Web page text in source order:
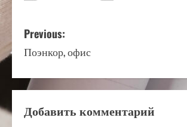
P
o
s
t
Previous:
Поэнкор, офис
Добавить комментарий